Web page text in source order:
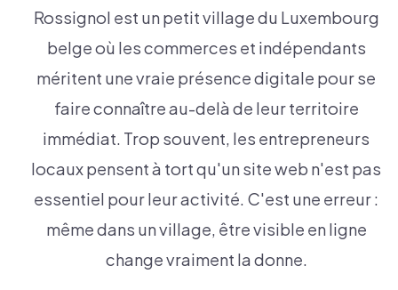
Rossignol est un petit village du Luxembourg
belge où les commerces et indépendants
méritent une vraie présence digitale pour se
faire connaître au-delà de leur territoire
immédiat. Trop souvent, les entrepreneurs
locaux pensent à tort qu'un site web n'est pas
essentiel pour leur activité. C'est une erreur :
même dans un village, être visible en ligne
change vraiment la donne.